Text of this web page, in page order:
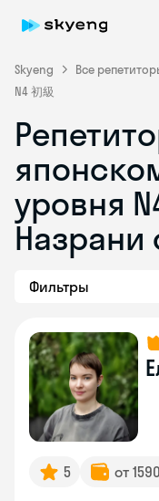
Skyeng Все
N4 初級
уровня
Назрани
Фильтры
5 от
Skyeng Chat
online